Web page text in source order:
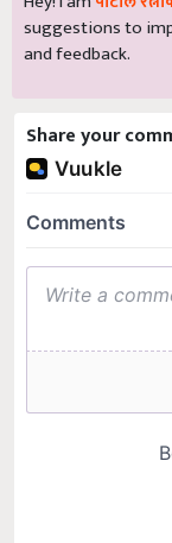
suggestions to
and feedback.
Share your